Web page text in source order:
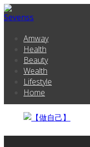
Amway
Health
Beauty
Wealth
Lifestyle
Home